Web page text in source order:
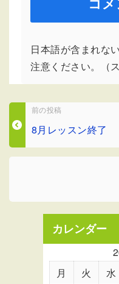
日本語が含まれな
注意ください。（
前の投稿
8月レッスン終了
カレンダー
月
火 水